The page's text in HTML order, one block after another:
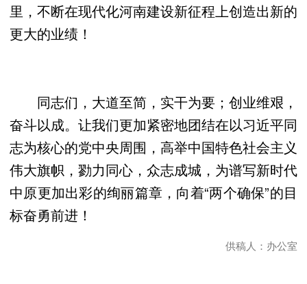
里，不断在现代化河南建设新征程上创造出新的
更大的业绩！
同志们，大道至简，实干为要；创业维艰，
奋斗以成。让我们更加紧密地团结在以习近平同
志为核心的党中央周围，高举中国特色社会主义
伟大旗帜，勠力同心，众志成城，为谱写新时代
中原更加出彩的绚丽篇章，向着“两个确保”的目
标奋勇前进！
供稿人：办公室